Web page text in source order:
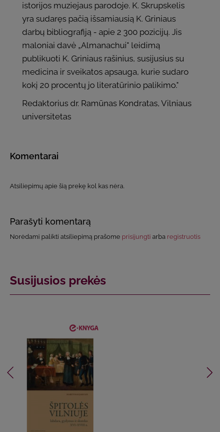
istorijos muziejaus parodoje. K. Skrupskelis
yra sudaręs pačią išsamiausią K. Griniaus
darbų bibliografiją - apie 2 300 pozicijų. Jis
maloniai davė „Almanachui" leidimą
publikuoti K. Griniaus rašinius, susijusius su
medicina ir sveikatos apsauga, kurie sudaro
kokį 20 procentų jo literatūrinio palikimo."
Redaktorius dr. Ramūnas Kondratas, Vilniaus
universitetas
Komentarai
Atsiliepimų apie šią prekę kol kas nėra.
Parašyti komentarą
Norėdami palikti atsiliepimą prašome prisijungti arba registruotis
Susijusios prekės